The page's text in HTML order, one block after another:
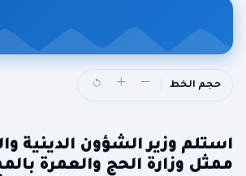
حجم الخط
استلم وزير الشؤون الدينية
ممثل وزارة الحج والعمرة